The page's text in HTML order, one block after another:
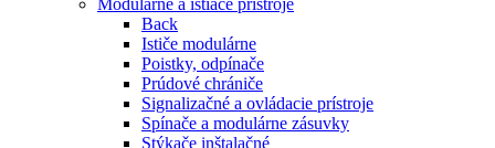
Back
Ističe modulárne
Poistky, odpínače
Prúdové chrániče
Signalizačné a ovládacie prístroje
Spínače a modulárne zásuvky
Stýkače inštalačné